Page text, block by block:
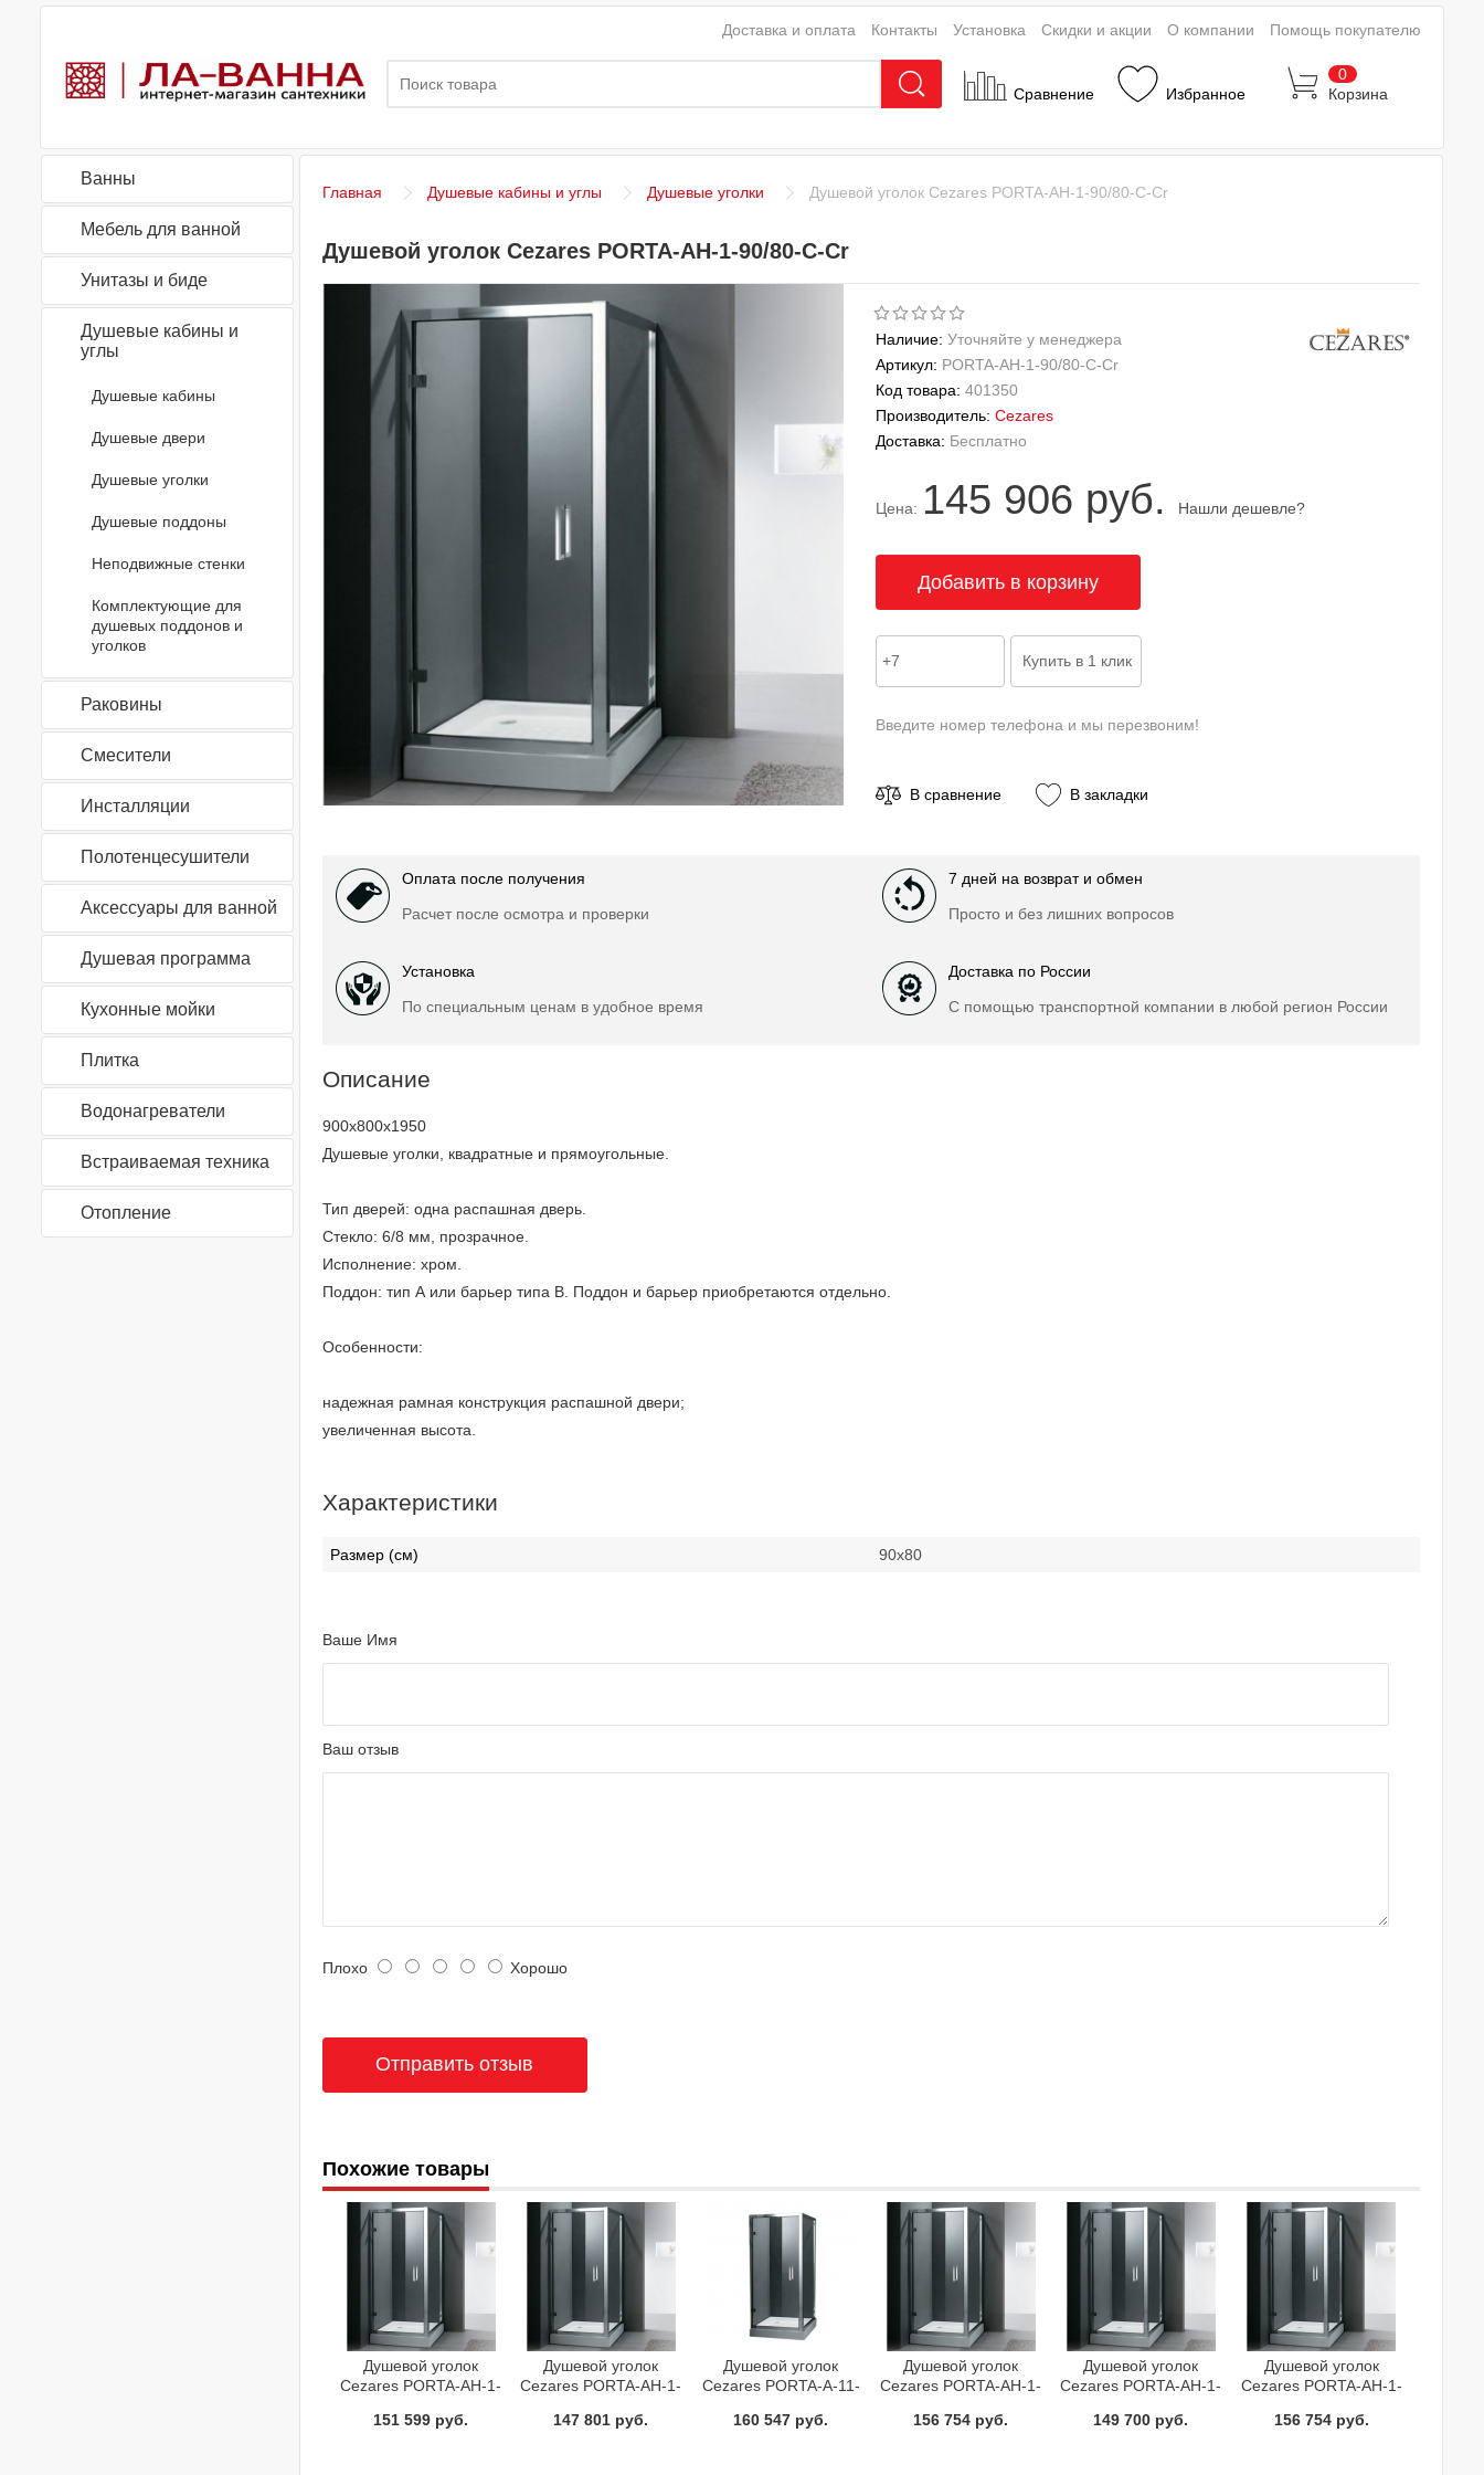
Сравнение Избранное
0
Корзина
Доставка и оплата Контакты Установка Скидки и акции О компании Помощь покупателю
Ванны
Мебель для ванной
Унитазы и биде
Душевые кабины и
углы
Душевые кабины
Душевые двери
Душевые уголки
Душевые поддоны
Неподвижные стенки
Комплектующие для
душевых поддонов и
уголков
Раковины
Смесители
Инсталляции
Полотенцесушители
Аксессуары для ванной
Душевая программа
Кухонные мойки
Плитка
Водонагреватели
Встраиваемая техника
Отопление
Главная Душевые кабины и углы Душевые уголки Душевой уголок Cezares PORTA-AH-1-90/80-C-Cr
Душевой уголок Cezares PORTA-AH-1-90/80-C-Cr
Наличие: Уточняйте у менеджера
Артикул: PORTA-AH-1-90/80-C-Cr
Код товара: 401350
Производитель: Cezares
Доставка: Бесплатно
Цена: 145 906 руб. Нашли дешевле?
Введите номер телефона и мы перезвоним!
В сравнение В закладки
Оплата после получения
Расчет после осмотра и проверки
7 дней на возврат и обмен
Просто и без лишних вопросов
Установка
По специальным ценам в удобное время
Доставка по России
С помощью транспортной компании в любой регион России
Описание
900x800x1950
Душевые уголки, квадратные и прямоугольные.
Тип дверей: одна распашная дверь.
Стекло: 6/8 мм, прозрачное.
Исполнение: хром.
Поддон: тип А или барьер типа В. Поддон и барьер приобретаются отдельно.
Особенности:
надежная рамная конструкция распашной двери;
увеличенная высота.
Характеристики
Размер (см) 90х80
Ваше Имя
Ваш отзыв
Плохо Хорошо
Похожие товары
Душевой уголок
Cezares PORTA-AH-1-
151 599 руб.
Душевой уголок
Cezares PORTA-AH-1-
147 801 руб.
Душевой уголок
Cezares PORTA-A-11-
160 547 руб.
Душевой уголок
Cezares PORTA-AH-1-
156 754 руб.
Душевой уголок
Cezares PORTA-AH-1-
149 700 руб.
Душевой уголок
Cezares PORTA-AH-1-
156 754 руб.